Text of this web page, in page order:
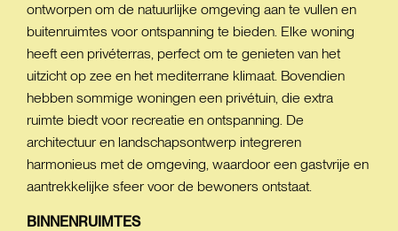
ontworpen om de natuurlijke omgeving aan te vullen en
buitenruimtes voor ontspanning te bieden. Elke woning
heeft een privéterras, perfect om te genieten van het
uitzicht op zee en het mediterrane klimaat. Bovendien
hebben sommige woningen een privétuin, die extra
ruimte biedt voor recreatie en ontspanning. De
architectuur en landschapsontwerp integreren
harmonieus met de omgeving, waardoor een gastvrije en
aantrekkelijke sfeer voor de bewoners ontstaat.
BINNENRUIMTES